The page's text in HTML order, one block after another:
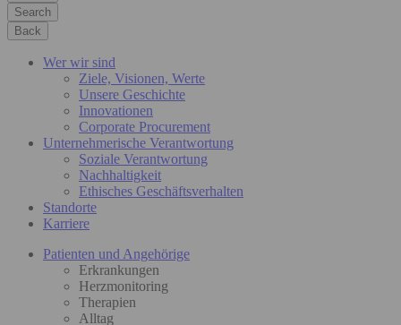
Search
Back
Wer wir sind
Ziele, Visionen, Werte
Unsere Geschichte
Innovationen
Corporate Procurement
Unternehmerische Verantwortung
Soziale Verantwortung
Nachhaltigkeit
Ethisches Geschäftsverhalten
Standorte
Karriere
Patienten und Angehörige
Erkrankungen
Herzmonitoring
Therapien
Alltag